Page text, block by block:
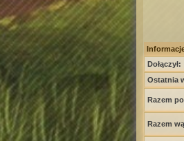
Dołączył:
Ostatnia
Razem
Razem